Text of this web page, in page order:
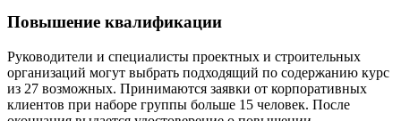
Повышение квалификации
Руководители и специалисты проектных и строительных
организаций могут выбрать подходящий по содержанию курс
из 27 возможных. Принимаются заявки от корпоративных
клиентов при наборе группы больше 15 человек. После